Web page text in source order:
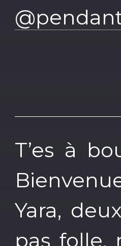
T’es à
Yara,
pas folle,